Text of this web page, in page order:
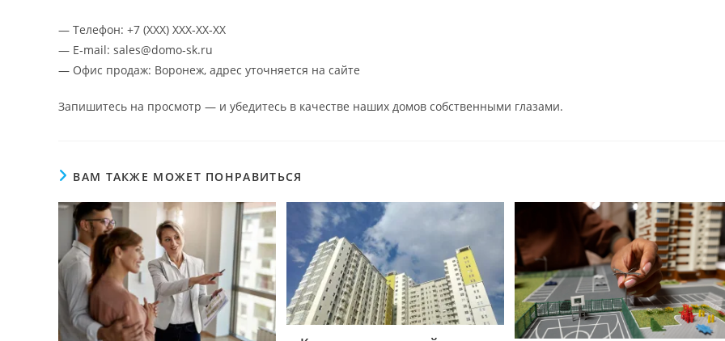
— Телефон: +7 (XXX) XXX‑XX‑XX
— E‑mail: sales@domo‑sk.ru
— Офис продаж: Воронеж, адрес уточняется на сайте
Запишитесь на просмотр — и убедитесь в качестве наших домов собственными глазами.
ВАМ ТАКЖЕ МОЖЕТ ПОНРАВИТЬСЯ